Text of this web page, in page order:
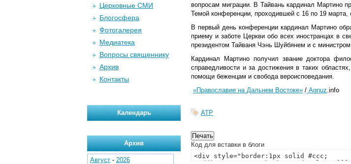
вопросам миграции. В Тайвань кардинал Мартино
Темой конференции, проходившей с 16 по 19 марта,
В первый день конференции кардинал Мартино
приему и заботе Церкви обо всех иностранцах в
президентом Тайваня Чэнь Шуйбянем и с
Кардинал Мартино получил звание доктора
справедливости и за достижения в таких
помощи беженцам и свобода вероисповедания.
«Православие на Дальнем Востоке» / Agnuz.info
АТР
Код для вставки в блоги
Церковные СМИ
Блогосфера
Фотогалерея
Медиатека
Вопросы священнику
Архив
Контакты
Календарь
Архив
Август - 2026